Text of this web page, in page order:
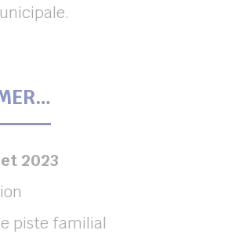
2023
piste familial